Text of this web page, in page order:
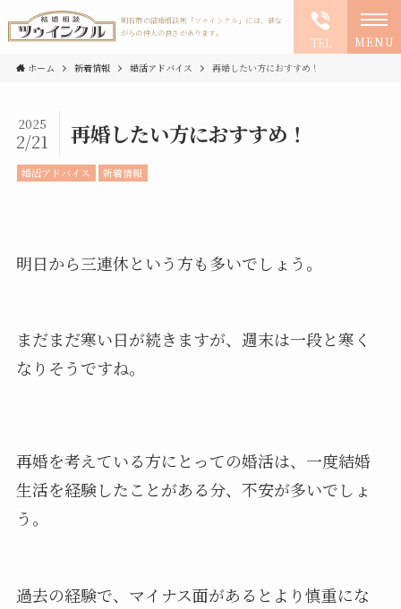
明石市の結婚相談所「ツゥインクル」には、昔な
がらの仲人の良さがあります。
TEL MENU
ホーム 新着情報 婚活アドバイス 再婚したい方におすすめ！
再婚したい方におすすめ！
2025
2/21
婚活アドバイス 新着情報
明日から三連休という方も多いでしょう。
まだまだ寒い日が続きますが、週末は一段と寒く
なりそうですね。
再婚を考えている方にとっての婚活は、一度結婚
生活を経験したことがある分、不安が多いでしょ
う。
過去の経験で、マイナス面があるとより慎重にな